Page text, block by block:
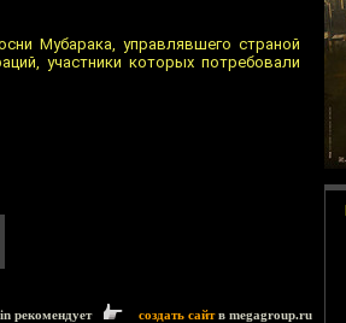
Мубарака, управлявшего страной
участники которых потребовали
рекомендует создать сайтв megagroup.ru